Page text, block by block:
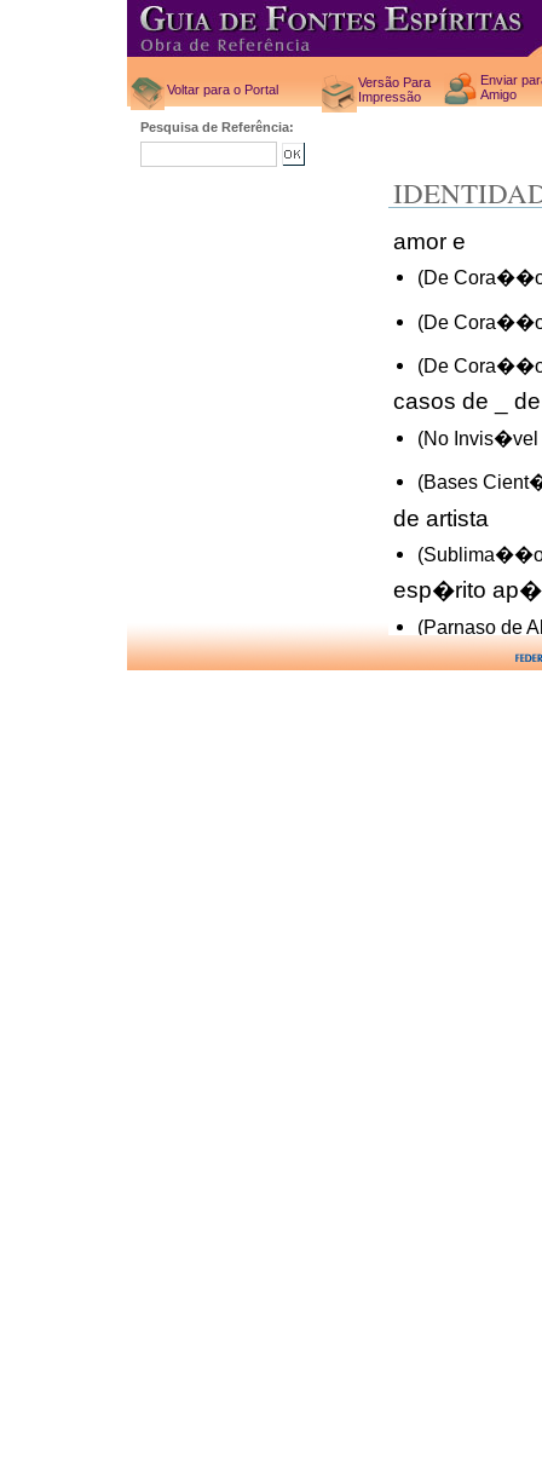
Voltar para o Portal
Versão Para
Impressão
Enviar
Amigo
Pesquisa de Referência:
amor e
(De
(De
(De
casos de _
(No Invis�vel
(Bases
de artista
esp�rito
(Parnaso de
esp�rito